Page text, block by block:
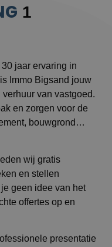
1
jaar ervaring in
Immo Bigsand jouw
van vastgoed.
en zorgen voor de
bouwgrond…
wij gratis
en stellen
geen idee van het
offertes op en
presentatie